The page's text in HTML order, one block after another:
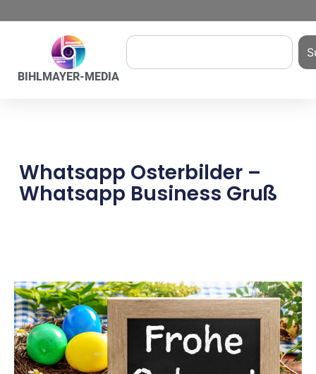
BIHLMAYER-MEDIA
Whatsapp Osterbilder –
Whatsapp Business Gruß